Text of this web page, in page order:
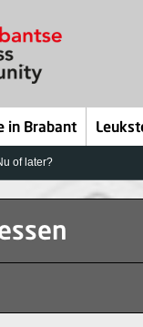
in Brabant
of later?